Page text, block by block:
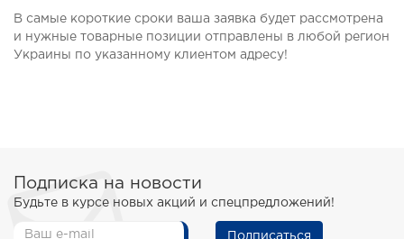
В самые короткие сроки ваша заявка будет рассмотрена
и нужные товарные позиции отправлены в любой регион
Украины по указанному клиентом адресу!
Подписка на новости
Будьте в курсе новых акций и спецпредложений!
Подписаться